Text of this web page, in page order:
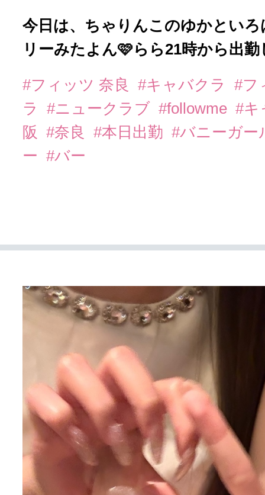
今日は、ちゃりんこのゆかとい
リーみたよん🩷らら21時から出
#フィッツ 奈良 #キャバクラ
#フ
ラ
#ニュークラブ #followme #キ
阪
#奈良 #本日出勤 #バニーガ
ー #バー